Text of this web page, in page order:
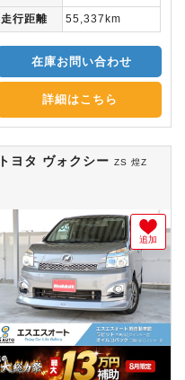
走行距離
55,337km
在庫お問い合わせ
詳細はこちら
トヨタ ヴォクシーZS 煌Z
追加